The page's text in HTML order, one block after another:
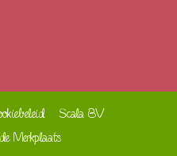
Scala BV
Merkplaats